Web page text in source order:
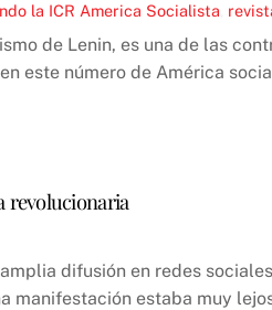
la ICR America Socialista
de Lenin, es una de las
este número de América
revolucionaria
difusión en redes
manifestación estaba muy